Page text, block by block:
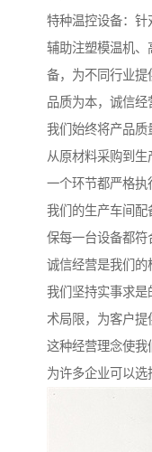
特种温控设备：针
辅助注塑模温机、
备，为不同行业提
品质为本，诚信经
我们始终将产品质
从原材料采购到
一个环节都严格执
我们的生产车间配
保每一台设备都符
诚信经营是我们的
我们坚持实事求是
术局限，为客户提
这种经营理念使我
为许多企业可以选